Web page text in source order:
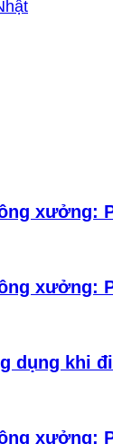
xưởng:
xưởng:
dụng khi
xưởng: